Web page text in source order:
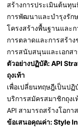
สร้างการประเมินต้นทุ
การพัฒนาและบำรุงรัก
โครงสร้างพื้นฐานและ
การตลาดและการสร้า
การสนับสนุนและเอกส
ตัวอย่างปฏิบัติ: API
ถุงเท้า
เพื่อเปลี่ยนทฤษฎีเป็นป
บริการสมัครสมาชิกถุงเ
API สามารถสร้างโอก
ข้อเสนอคุณค่า: Style